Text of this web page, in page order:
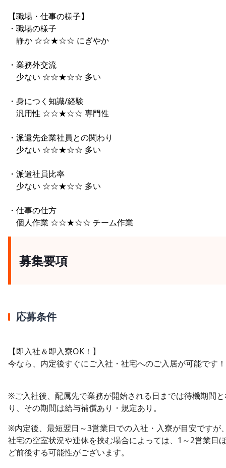
【職場・仕事の様子】
・職場の様子
静か ☆☆★☆☆ にぎやか
・業務外交流
少ない ☆☆★☆☆ 多い
・身につく知識/経験
汎用性 ☆☆★☆☆ 専門性
・派遣先企業社員との関わり
少ない ☆☆★☆☆ 多い
・派遣社員比率
少ない ☆☆★☆☆ 多い
・仕事の仕方
個人作業 ☆☆★☆☆ チーム作業
募集要項
応募条件
【即入社＆即入寮OK！】
今なら、内定後すぐにご入社・社宅へのご入居が可能です！
※ご入社後、配属先で業務が開始される日までは待機期間
り、その期間は給与補償あり・規定あり。
※内定後、最短翌日～3営業日での入社・入寮が目安ですが
社宅の空室状況や連休を挟む場合によっては、1～2営業日
ど前後する可能性がございます。